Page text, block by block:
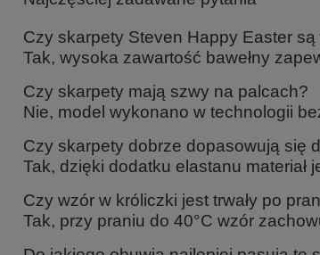
Czy skarpety Steven Happy Easter
Tak, wysoka zawartość bawełny
Czy skarpety mają szwy na palcach?
Nie, model wykonano w technologii
Czy skarpety dobrze dopasowują się
Tak, dzięki dodatku elastanu materiał
Czy wzór w króliczki jest trwały po
Tak, przy praniu do 40°C wzór